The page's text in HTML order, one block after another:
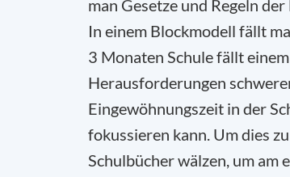
man Gesetze und Regeln
In einem Blockmodell fällt
3 Monaten Schule fällt
Herausforderungen
Eingewöhnungszeit in der
fokussieren kann. Um dies
Schulbücher wälzen, um